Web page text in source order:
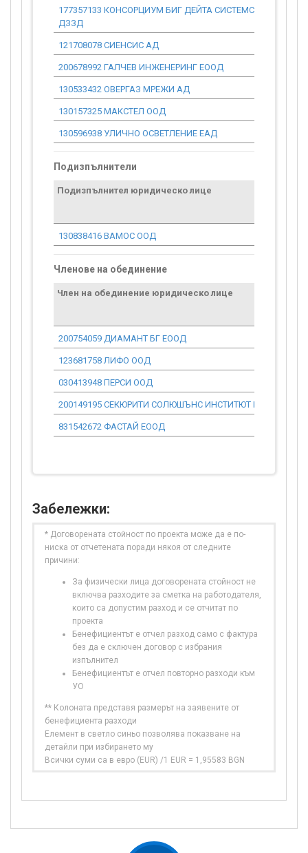
177357133 КОНСОРЦИУМ БИГ ДЕЙТА СИСТЕМС
ДЗЗД
121708078 СИЕНСИС АД
200678992 ГАЛЧЕВ ИНЖЕНЕРИНГ ЕООД
130533432 ОВЕРГАЗ МРЕЖИ АД
130157325 МАКСТЕЛ ООД
130596938 УЛИЧНО ОСВЕТЛЕНИЕ ЕАД
Подизпълнители
Подизпълнител юридическо лице
130838416 ВАМОС ООД
Членове на обединение
Член на обединение юридическо лице
200754059 ДИАМАНТ БГ ЕООД
123681758 ЛИФО ООД
030413948 ПЕРСИ ООД
200149195 СЕКЮРИТИ СОЛЮШЪНС ИНСТИТЮТ ЕООД
831542672 ФАСТАЙ ЕООД
Забележки:
* Договорената стойност по проекта може да е по-
ниска от отчетената поради някоя от следните
причини:
За физически лица договорената стойност не
включва разходите за сметка на работодателя,
които са допустим разход и се отчитат по
проекта
Бенефициентът е отчел разход само с фактура
без да е сключен договор с избрания
изпълнител
Бенефициентът е отчел повторно разходи към
УО
** Колоната представя размерът на заявените от
бенефициента разходи
Елемент в светло синьо позволява показване на
детайли при избирането му
Всички суми са в евро (EUR) /1 EUR = 1,95583 BGN